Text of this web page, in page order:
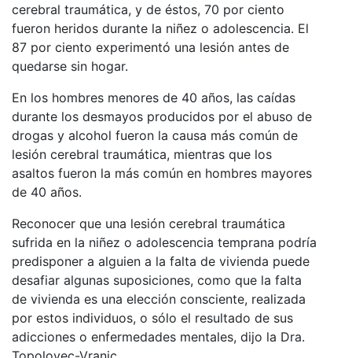
cerebral traumática, y de éstos, 70 por ciento
fueron heridos durante la niñez o adolescencia. El
87 por ciento experimentó una lesión antes de
quedarse sin hogar.
En los hombres menores de 40 años, las caídas
durante los desmayos producidos por el abuso de
drogas y alcohol fueron la causa más común de
lesión cerebral traumática, mientras que los
asaltos fueron la más común en hombres mayores
de 40 años.
Reconocer que una lesión cerebral traumática
sufrida en la niñez o adolescencia temprana podría
predisponer a alguien a la falta de vivienda puede
desafiar algunas suposiciones, como que la falta
de vivienda es una elección consciente, realizada
por estos individuos, o sólo el resultado de sus
adicciones o enfermedades mentales, dijo la Dra.